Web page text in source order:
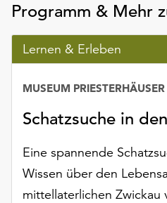
Ende
der
Seite
die
„Cookie-
Einstellungen“
zur
Verfügung.
Funktionale
Cookies
werden
Programm & Mehr
Lernen & Erleben
Schatzsuche in
MUSEUM PRIESTERHÄUSER
Eine spannende
Wissen über den
mittellaterlichen Zwickau